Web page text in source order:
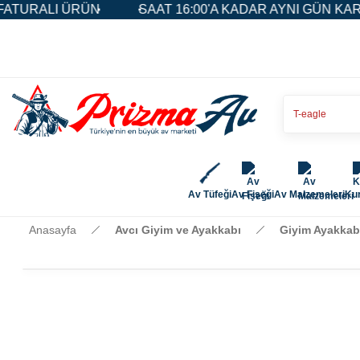
ÜRÜN SAAT 16:00'A KADAR AYNI GÜN KARGO
Av TüfeğiAv FişeğiAv Malzemeleri
Anasayfa Avcı Giyim ve Ayakkabı Giyim